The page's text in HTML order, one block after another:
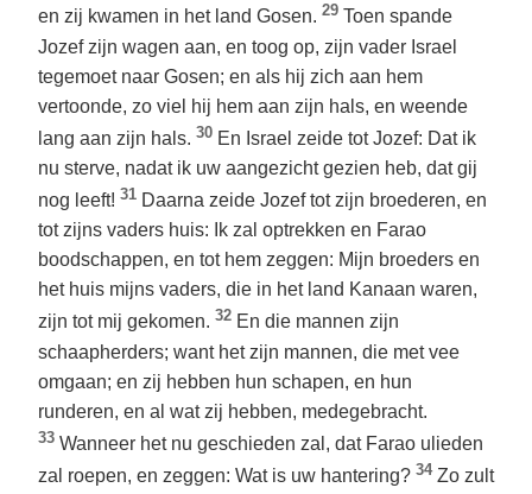
en zij kwamen in het land Gosen. 29 Toen spande
Jozef zijn wagen aan, en toog op, zijn vader Israel
tegemoet naar Gosen; en als hij zich aan hem
vertoonde, zo viel hij hem aan zijn hals, en weende
lang aan zijn hals. 30 En Israel zeide tot Jozef: Dat ik
nu sterve, nadat ik uw aangezicht gezien heb, dat gij
nog leeft! 31 Daarna zeide Jozef tot zijn broederen, en
tot zijns vaders huis: Ik zal optrekken en Farao
boodschappen, en tot hem zeggen: Mijn broeders en
het huis mijns vaders, die in het land Kanaan waren,
zijn tot mij gekomen. 32 En die mannen zijn
schaapherders; want het zijn mannen, die met vee
omgaan; en zij hebben hun schapen, en hun
runderen, en al wat zij hebben, medegebracht.
33 Wanneer het nu geschieden zal, dat Farao ulieden
zal roepen, en zeggen: Wat is uw hantering? 34 Zo zult